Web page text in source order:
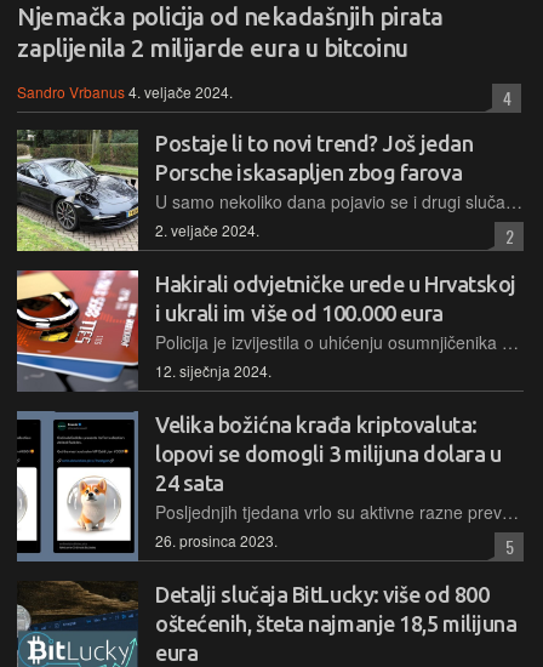
Njemačka policija od nekadašnjih pirata
zaplijenila 2 milijarde eura u bitcoinu
Sandro Vrbanus4. veljače 2024. 4
Postaje li to novi trend? Još jedan
Porsche iskasapljen zbog farova
U samo nekoliko dana pojavio se i drugi slučaj u kojem su lopovi rasjekli prednji dio Porschea, samo kako bi iz njega uzeli vrijedna prednja svjetla. Ovoga puta nastradao je model 911 Carrera
2. veljače 2024. 2
Hakirali odvjetničke urede u Hrvatskoj
i ukrali im više od 100.000 eura
Policija je izvijestila o uhićenju osumnjičenika za više od 20 kaznenih dijela iz domene računalnih prijevara, na štetu više odvjetničkih ureda, kojima su s računa "skidani" veliki novčani iznosi
12. siječnja 2024.
Velika božićna krađa kriptovaluta:
lopovi se domogli 3 milijuna dolara u
24 sata
Posljednjih tjedana vrlo su aktivne razne prevarantske sheme vezane uz kriptoimovinu. Oglasima na platformi X, pa čak i na Googleu, promoviraju se razni Web3 i NFT projekti s ciljem krađe sredstava
26. prosinca 2023. 5
Detalji slučaja BitLucky: više od 800
oštećenih, šteta najmanje 18,5 milijuna
eura